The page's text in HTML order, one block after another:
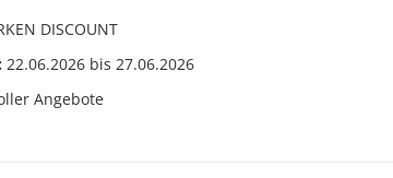
DISCOUNT
22.06.2026 bis 27.06.2026
Angebote